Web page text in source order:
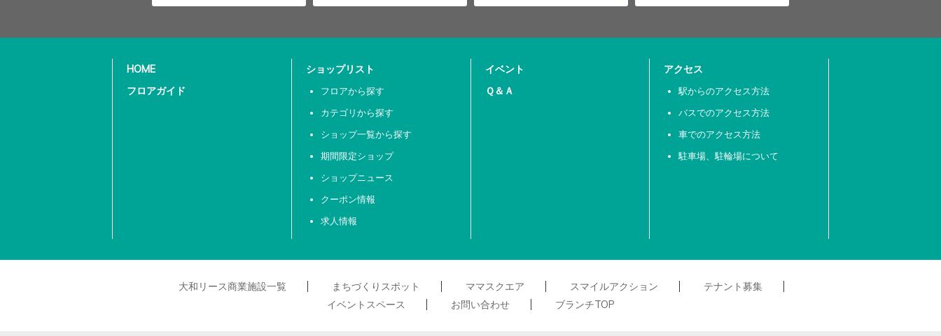
HOME
フロアガイド
ショップリスト
フロアから探す
カテゴリから探す
ショップ一覧から探す
期間限定ショップ
ショップニュース
クーポン情報
求人情報
イベント
Ｑ＆Ａ
アクセス
駅からのアクセス方法
バスでのアクセス方法
車でのアクセス方法
駐車場、駐輪場について
大和リース商業施設一覧 まちづくりスポット ママスクエア スマイルアクション
テナント募集
イベントスペース
お問い合わせ ブランチTOP